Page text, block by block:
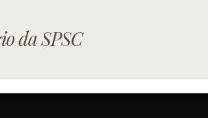
da SPSC